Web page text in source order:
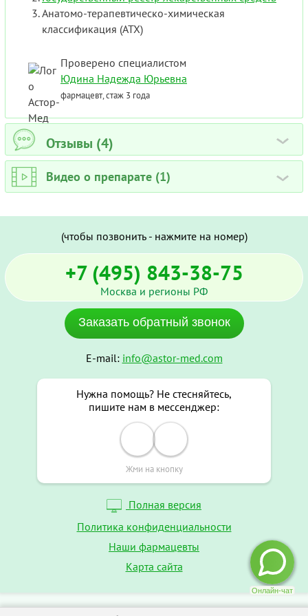
Анатомо-терапевтическо-химическая
классификация (ATX)
Проверено специалистом
Юдина Надежда Юрьевна
фармацевт, стаж 3 года
Отзывы (4) ›
Видео о препарате (1) ›
(чтобы позвонить - нажмите на номер)
+7 (495) 843-38-75
Москва и регионы РФ
Заказать обратный звонок
E-mail: info@astor-med.com
Нужна помощь? Не стесняйтесь,
пишите нам в мессенджер:
Жми на кнопку
Полная версия
Политика конфиденциальности
Наши фармацевты
Карта сайта